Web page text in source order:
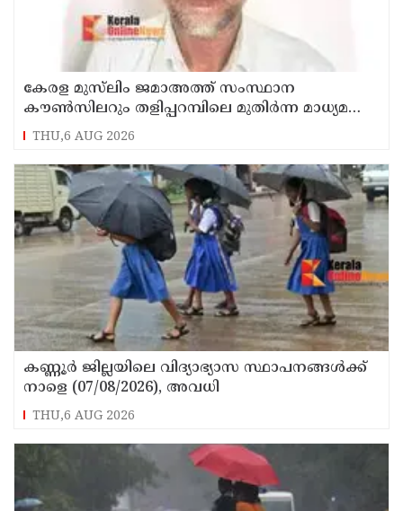
കേരള മുസ്‌ലിം ജമാഅത്ത് സംസ്ഥാന
കൗൺസിലറും തളിപ്പറമ്പിലെ മുതിർന്ന മാധ്യമ
പ്രവർത്തകനുമായ ബി എ അലി മൊഗ്രാൽ
നിര്യാതനായി
THU,6 AUG 2026
കണ്ണൂർ ജില്ലയിലെ വിദ്യാഭ്യാസ സ്ഥാപനങ്ങള്‍ക്ക്
നാളെ (07/08/2026), അവധി
THU,6 AUG 2026